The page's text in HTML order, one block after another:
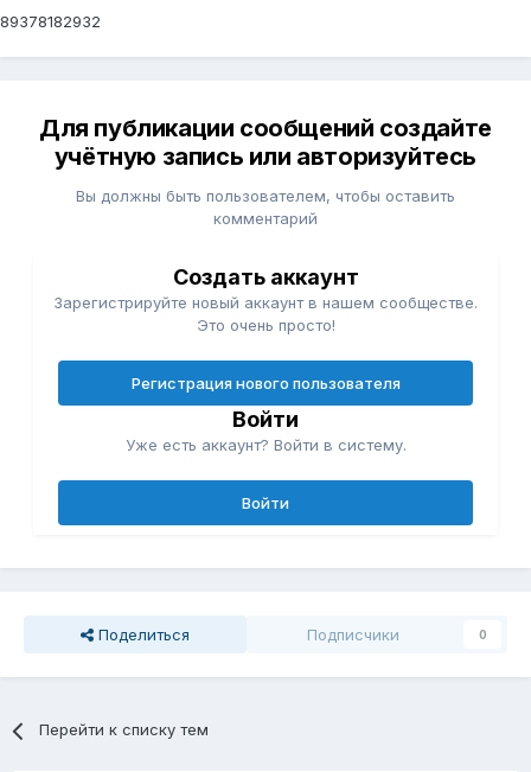
89378182932
Для публикации сообщений создайте
учётную запись или авторизуйтесь
Вы должны быть пользователем, чтобы оставить
комментарий
Создать аккаунт
Зарегистрируйте новый аккаунт в нашем сообществе.
Это очень просто!
Регистрация нового пользователя
Войти
Уже есть аккаунт? Войти в систему.
Войти
Поделиться Подписчики 0
Перейти к списку тем